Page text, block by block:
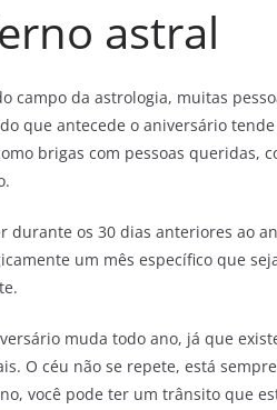
astral
campo da astrologia, muitas
que antecede o aniversário
brigas com pessoas queridas,
durante os 30 dias anteriores ao
um mês específico que
muda todo ano, já que
O céu não se repete, está
você pode ter um trânsito que